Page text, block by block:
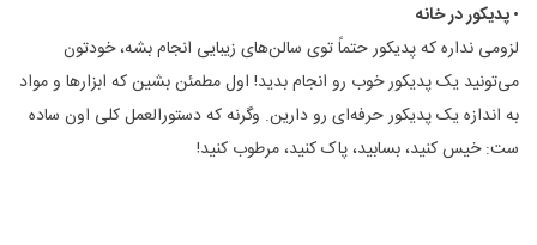
•پدیکور در خانه
لزومی نداره که پدیکور حتماً توی سالن‌های زیبایی انجام بشه، خودتون
می‌تونید یک پدیکور خوب رو انجام بدید! اول مطمئن بشین که ابزارها و مواد
به اندازه یک پدیکور حرفه‌ای رو دارین. وگرنه که دستورالعمل کلی اون ساده
ست: خیس کنید‌، بسابید، پاک کنید، مرطوب کنید!